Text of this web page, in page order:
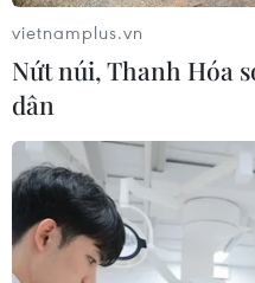
Liên hệ
cấp ngày 11/9/2008.
Quảng cáo: Phó TBT Nguyễn
tamvna@gmail.com
Điện thoại: (024) 39411349 -
vietnamplus.vn
Nứt núi, Thanh Hóa
dân